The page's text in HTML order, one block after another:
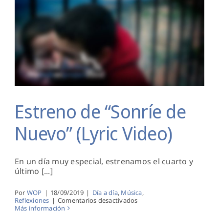
Estreno de “Sonríe de Nuevo” (Lyric Video)
Estreno de “Sonríe de
Nuevo” (Lyric Video)
En un día muy especial, estrenamos el cuarto y
último [...]
Por WOP | 18/09/2019 | Día a día, Música,
Reflexiones | Comentarios desactivadosen
Más información